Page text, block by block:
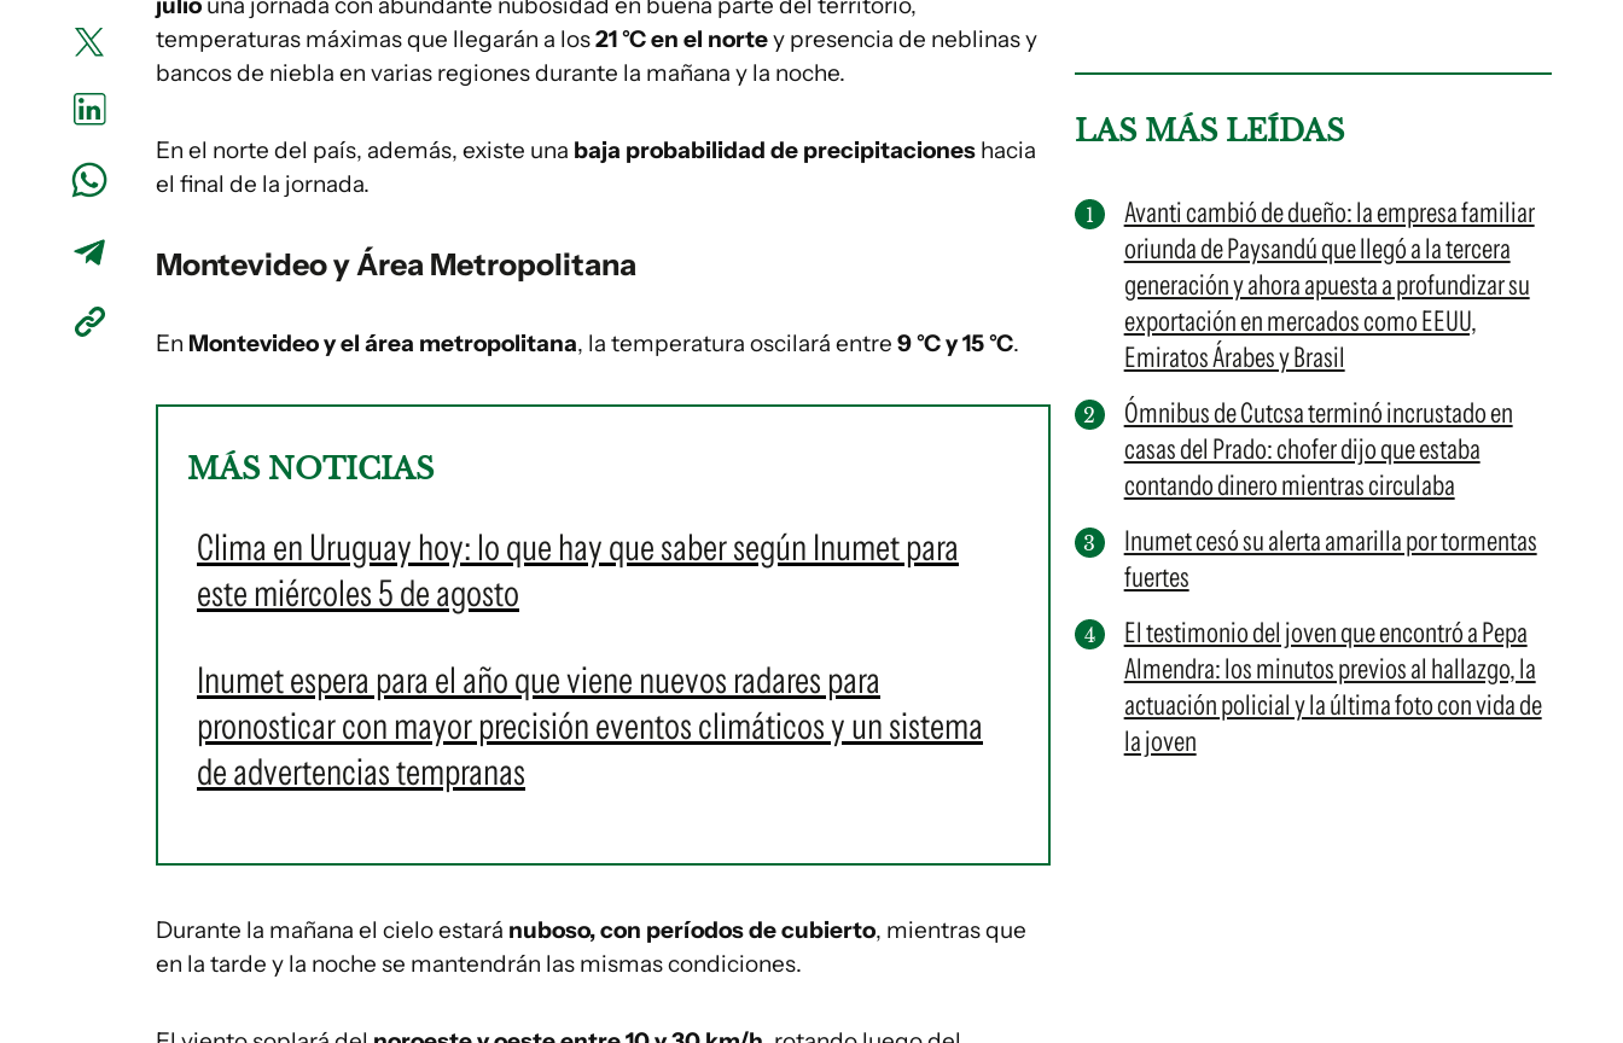
temperaturas máximas que llegarán a los21 °C en el nortey presencia de neblinas y
bancos de niebla en varias regiones durante la mañana y la noche.
En el norte del país, además, existe una baja probabilidad de precipitaciones hacia
el final de la jornada.
Montevideo y Área Metropolitana
En Montevideo y el área metropolitana, la temperatura oscilará entre 9 °C y 15 °C.
MÁS NOTICIAS
Clima en Uruguay hoy: lo que hay que saber según Inumet para
este miércoles 5 de agosto
Inumet espera para el año que viene nuevos radares para
pronosticar con mayor precisión eventos climáticos y un sistema
de advertencias tempranas
Durante la mañana el cielo estará nuboso, con períodos de cubierto, mientras que
en la tarde y la noche se mantendrán las mismas condiciones.
LAS MÁS LEÍDAS
Avanti cambió de dueño: la empresa familiar
oriunda de Paysandú que llegó a la tercera
generación y ahora apuesta a profundizar su
exportación en mercados como EEUU,
Emiratos Árabes y Brasil
Ómnibus de Cutcsa terminó incrustado en
casas del Prado: chofer dijo que estaba
contando dinero mientras circulaba
Inumet cesó su alerta amarilla por tormentas
fuertes
El testimonio del joven que encontró a Pepa
Almendra: los minutos previos al hallazgo, la
actuación policial y la última foto con vida de
la joven